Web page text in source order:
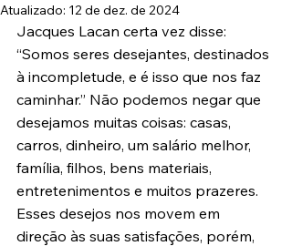
Atualizado: 12 de dez. de 2024
Jacques Lacan certa vez disse:
“Somos seres desejantes, destinados
à incompletude, e é isso que nos faz
caminhar.” Não podemos negar que
desejamos muitas coisas: casas,
carros, dinheiro, um salário melhor,
família, filhos, bens materiais,
entretenimentos e muitos prazeres.
Esses desejos nos movem em
direção às suas satisfações, porém,